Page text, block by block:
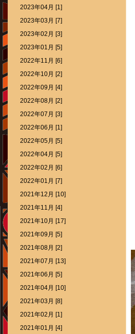
2023年04月 [1]
2023年03月 [7]
2023年02月 [3]
2023年01月 [5]
2022年11月 [6]
2022年10月 [2]
2022年09月 [4]
2022年08月 [2]
2022年07月 [3]
2022年06月 [1]
2022年05月 [5]
2022年04月 [5]
2022年02月 [6]
2022年01月 [7]
2021年12月 [10]
2021年11月 [4]
2021年10月 [17]
2021年09月 [5]
2021年08月 [2]
2021年07月 [13]
2021年06月 [5]
2021年04月 [10]
2021年03月 [8]
2021年02月 [1]
2021年01月 [4]